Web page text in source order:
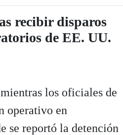
recibir disparos
de EE. UU.
los oficiales de
operativo en
se reportó la detención